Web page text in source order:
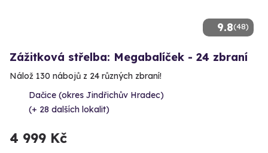
9.8(48)
Zážitková střelba: Megabalíček - 24 zbraní
Nálož 130 nábojů z 24 různých zbraní!
Dačice (okres Jindřichův Hradec)
(+ 28 dalších lokalit)
4 999 Kč